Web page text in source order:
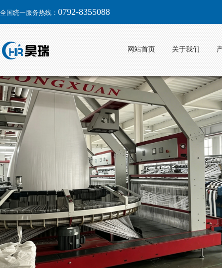
全国统一服务热线： 0792-8355088
网站首页 关于我们